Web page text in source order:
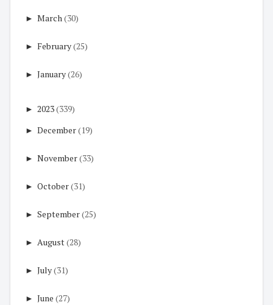
► March(30)
► February(25)
► January(26)
► 2023(339)
► December(19)
► November(33)
► October(31)
► September(25)
► August(28)
► July(31)
► June (27)